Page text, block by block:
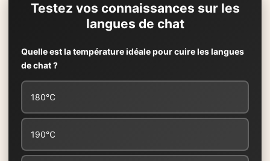
Testez vos connaissances sur les
langues de chat
Quelle est la température idéale pour cuire les langues
de chat ?
180°C
190°C